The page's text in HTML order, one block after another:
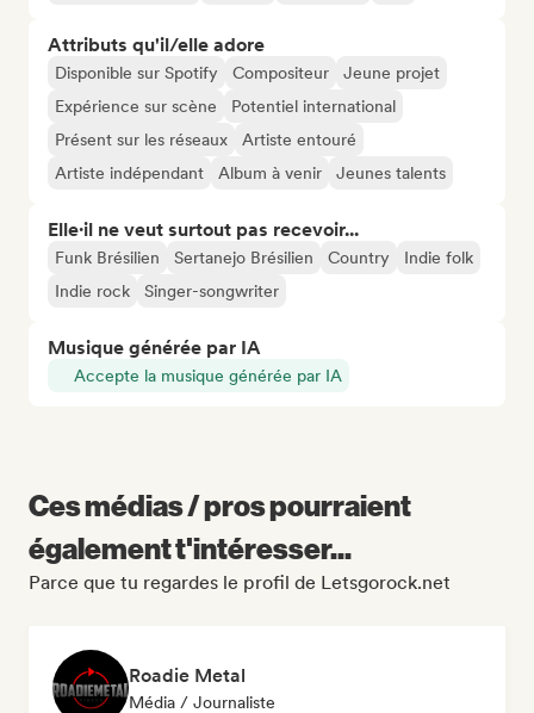
Attributs qu'il/elle adore
Disponible sur Spotify Compositeur
Jeune projet
Expérience sur scène
Potentiel international
Présent sur les réseaux
Artiste entouré
Artiste indépendant
Album à venir Jeunes talents
Elle·il ne veut surtout pas recevoir...
Funk Brésilien Sertanejo Brésilien Country
Indie folk
Indie rock
Singer-songwriter
Musique générée par IA
Accepte la musique générée par IA
Ces médias / pros pourraient
également t'intéresser...
Parce que tu regardes le profil de Letsgorock.net
Roadie Metal
Média / Journaliste